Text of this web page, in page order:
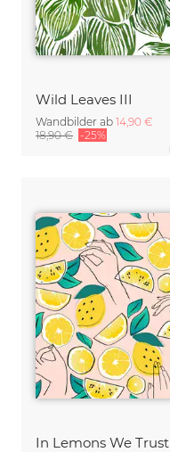
Wild Leaves III
Wandbilder ab 14,90 €
18,90 € -25%
In Lemons We Trust